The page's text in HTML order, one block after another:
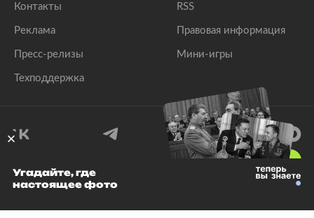
Контакты
Реклама
Пресс-релизы
Техподдержка
RSS
Правовая информация
Мини-игры
© 1999–2026 Все права защищены.
Угадайте, где
настоящее фото